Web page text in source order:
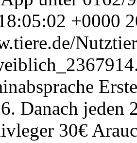
+0000
Danach jeden
30€